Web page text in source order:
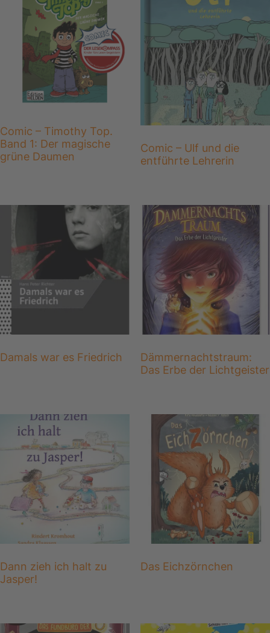
Comic – Timothy Top.
Band 1: Der magische
grüne Daumen
Comic – Ulf und die
entführte Lehrerin
Damals war es Friedrich
Dämmernachtstraum:
Das Erbe der Lichtgeister
Dann zieh ich halt zu
Jasper!
Das Eichzörnchen